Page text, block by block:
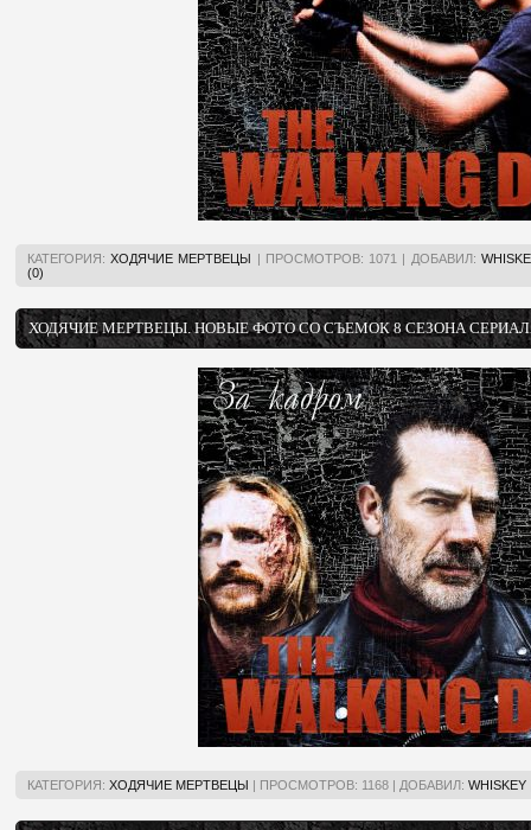
КАТЕГОРИЯ: ХОДЯЧИЕ МЕРТВЕЦЫ | ПРОСМОТРОВ: 1071 | ДОБАВИЛ:
(0)
ХОДЯЧИЕ МЕРТВЕЦЫ. НОВЫЕ ФОТО СО СЪЕМОК 8 СЕЗОНА
КАТЕГОРИЯ: ХОДЯЧИЕ МЕРТВЕЦЫ | ПРОСМОТРОВ: 1168 | ДОБАВИЛ: WHISKEY